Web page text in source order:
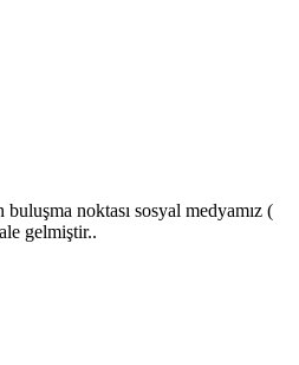
noktası sosyal medyamız (
gelmiştir..